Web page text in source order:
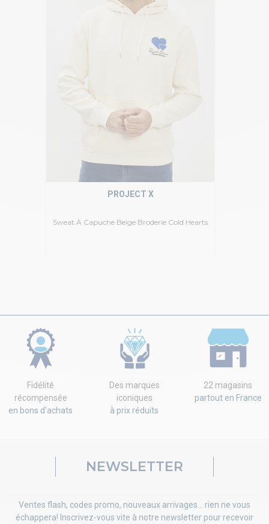
Sweat À Capuche Beige Broderie Cold Hearts
PROJECT X
Fidélité
récompensée
en bons d'achats
Des marques
iconiques
à prix réduits
22 magasins
partout en France
NEWSLETTER
Ventes flash, codes promo, nouveaux arrivages... rien ne vous
échappera! Inscrivez-vous vite à notre newsletter pour recevoir